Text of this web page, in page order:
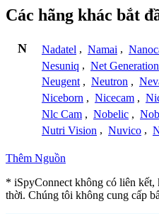
Các hãng khác bắt
N Nadatel , Namai ,
Nesuniq , Net Generation
Neugent , Neutron ,
Niceborn , Nicecam ,
Nlc Cam , Nobelic ,
Nutri Vision , Nuvico ,
Thêm Nguồn
* iSpyConnect không có liên kết,
thời. Chúng tôi không cung cấp